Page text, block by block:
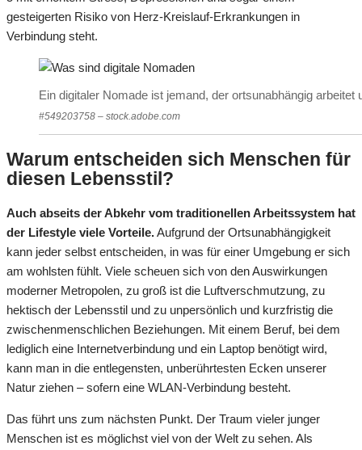
gesteigerten Risiko von Herz-Kreislauf-Erkrankungen in
Verbindung steht.
Ein digitaler Nomade ist jemand, der ortsunabhängig
#549203758 – stock.adobe.com
Warum entscheiden sich Menschen für
diesen Lebensstil?
Auch abseits der Abkehr vom traditionellen Arbeitssystem hat
der Lifestyle viele Vorteile.Aufgrund der Ortsunabhängigkeit
kann jeder selbst entscheiden, in was für einer Umgebung er sich
am wohlsten fühlt. Viele scheuen sich von den Auswirkungen
moderner Metropolen, zu groß ist die Luftverschmutzung, zu
hektisch der Lebensstil und zu unpersönlich und kurzfristig die
zwischenmenschlichen Beziehungen. Mit einem Beruf, bei dem
lediglich eine Internetverbindung und ein Laptop benötigt wird,
kann man in die entlegensten, unberührtesten Ecken unserer
Natur ziehen – sofern eine WLAN-Verbindung besteht.
Das führt uns zum nächsten Punkt. Der Traum vieler junger
Menschen ist es möglichst viel von der Welt zu sehen. Als